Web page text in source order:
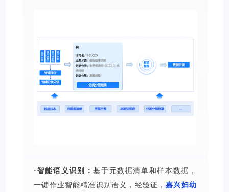
·智能语义识别：基于元数据清单和样本数据，
一键作业智能精准识别语义，经验证，嘉兴妇幼